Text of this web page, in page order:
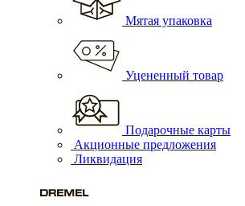
Мятая упаковка
Уцененный товар
Подарочные карты
Акционные предложения
Ликвидация